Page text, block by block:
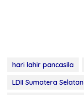
hari lahir pancasila
LDII Sumatera Selatan